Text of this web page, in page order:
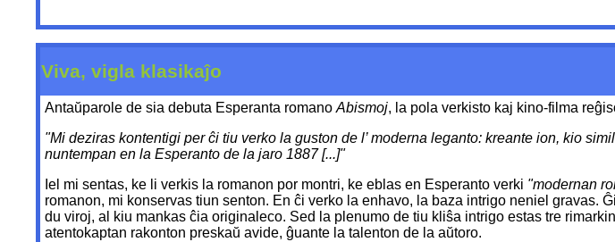
Viva, vigla klasikaĵo
Antaŭparole de sia debuta Esperanta romanoAbismoj, la pola verkisto kaj kino-filma
"Mi deziras kontentigi per ĉi tiu verko la guston de l’ moderna leganto: kreante ion, kio
nuntempan en la Esperanto de la jaro 1887 [...]"
Iel mi sentas, ke li verkis la romanon por montri, ke eblas en Esperanto verki "modernan
romanon, mi konservas tiun senton. En ĉi verko la enhavo, la baza intrigo neniel
du viroj, al kiu mankas ĉia originaleco. Sed la plenumo de tiu kliŝa intrigo estas tre
atentokaptan rakonton preskaŭ avide, ĝuante la talenton de la aŭtoro.